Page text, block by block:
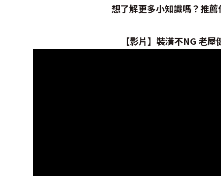
想了解更多小知識嗎？推
【影片】裝潢不NG 老